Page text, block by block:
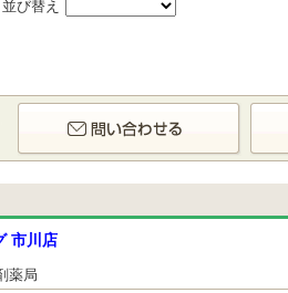
並び替え
市川店
薬局